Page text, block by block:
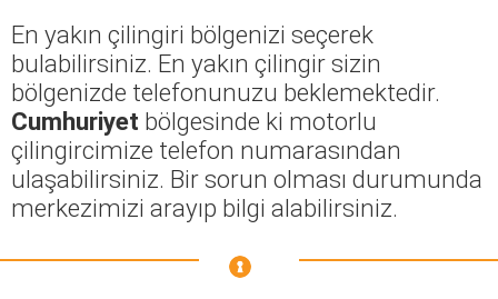
En yakın çilingiri bölgenizi seçerek
bulabilirsiniz. En yakın çilingir sizin
bölgenizde telefonunuzu beklemektedir.
Cumhuriyet bölgesinde ki motorlu
çilingircimize telefon numarasından
ulaşabilirsiniz. Bir sorun olması durumunda
merkezimizi arayıp bilgi alabilirsiniz.